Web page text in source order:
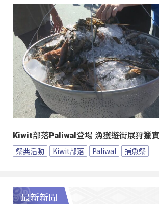
Kiwit部落Paliwal登場 漁獲遊街展狩獵
祭典活動 Kiwit部落 Paliwal 捕魚祭
最新新聞